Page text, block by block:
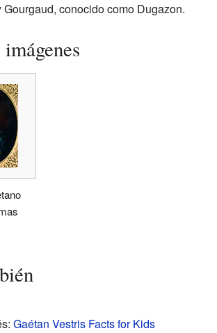
conocido como Dugazon.
Gaétan Vestris Facts for Kids